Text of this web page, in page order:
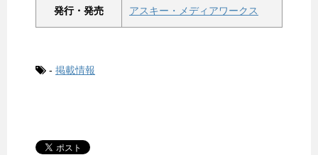
発行・発売 アスキー・メディアワークス
- 掲載情報